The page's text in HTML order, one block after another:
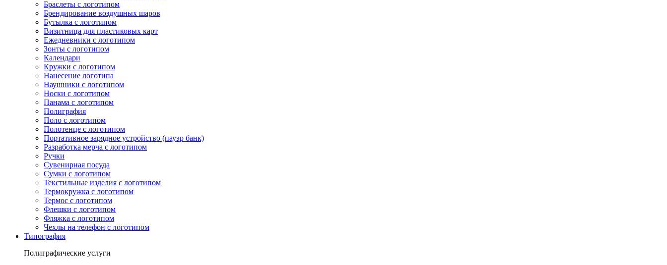
Браслеты с логотипом
Брендирование воздушных шаров
Бутылка с логотипом
Визитница для пластиковых карт
Ежедневники с логотипом
Зонты с логотипом
Календари
Кружки с логотипом
Нанесение логотипа
Наушники с логотипом
Носки с логотипом
Панама с логотипом
Полиграфия
Поло с логотипом
Полотенце с логотипом
Портативное зарядное устройство (пауэр банк)
Разработка мерча с логотипом
Ручки
Сувенирная посуда
Сумки с логотипом
Текстильные изделия с логотипом
Термокружка с логотипом
Термос с логотипом
Флешки с логотипом
Фляжка с логотипом
Чехлы на телефон с логотипом
Типография
Полиграфические услуги